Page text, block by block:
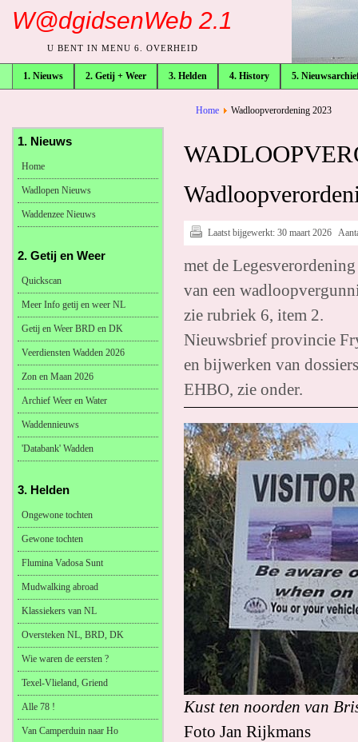
W@dgidsenWeb 2.1
U BENT IN MENU 6. OVERHEID
1. Nieuws 2. Getij + Weer 3. Helden 4. History 5.
broodkruimelpad
Home Wadloopverordening 2023
Laatst bijgewerkt: 30 maart 2026
met de
van een
zie rubriek 6, item 2.
Nieuwsbrief provincie
en bijwerken van
EHBO, zie onder.
Kust ten noorden van
Foto Jan Rijkmans
1. Nieuws
Home
Wadlopen Nieuws
Waddenzee Nieuws
2. Getij en Weer
Quickscan
Meer Info getij en weer NL
Getij en Weer BRD en DK
Veerdiensten Wadden 2026
Zon en Maan 2026
Archief Weer en Water
Waddennieuws
'Databank' Wadden
3. Helden
Ongewone tochten
Gewone tochten
Flumina Vadosa Sunt
Mudwalking abroad
Klassiekers van NL
Oversteken NL, BRD, DK
Wie waren de eersten ?
Texel-Vlieland, Griend
Alle 78 !
Van Camperduin naar Ho